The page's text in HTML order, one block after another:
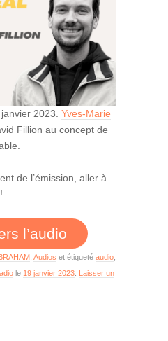
2023. Yves-Marie
Fillion au concept de
de l’émission, aller à
l’audio
Audios et étiqueté audio
le 19 janvier 2023 Laisser un